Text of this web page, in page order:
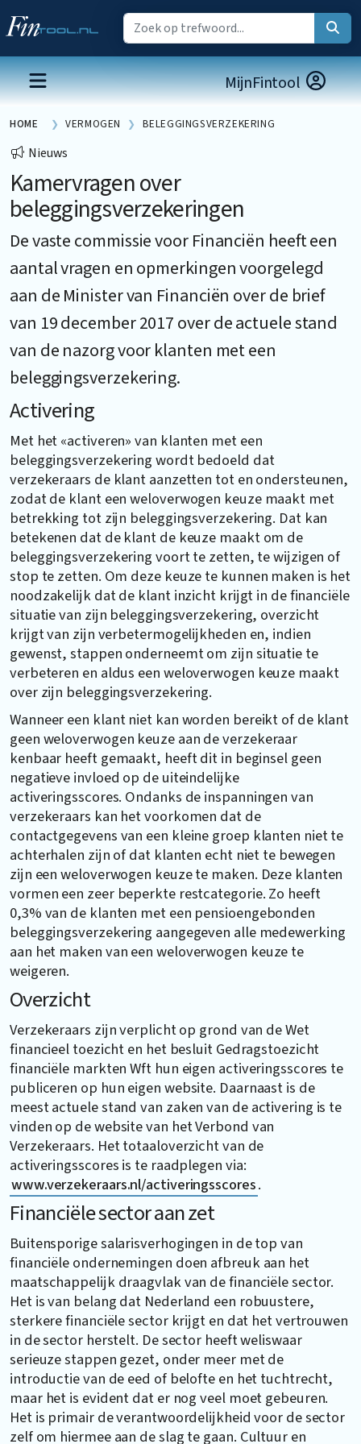
MijnFintool
HOME VERMOGEN BELEGGINGSVERZEKERING
Nieuws
Kamervragen over
beleggingsverzekeringen
De vaste commissie voor Financiën heeft een
aantal vragen en opmerkingen voorgelegd
aan de Minister van Financiën over de brief
van 19 december 2017 over de actuele stand
van de nazorg voor klanten met een
beleggingsverzekering.
Activering
Met het «activeren» van klanten met een
beleggingsverzekering wordt bedoeld dat
verzekeraars de klant aanzetten tot en ondersteunen,
zodat de klant een weloverwogen keuze maakt met
betrekking tot zijn beleggingsverzekering. Dat kan
betekenen dat de klant de keuze maakt om de
beleggingsverzekering voort te zetten, te wijzigen of
stop te zetten. Om deze keuze te kunnen maken is het
noodzakelijk dat de klant inzicht krijgt in de financiële
situatie van zijn beleggingsverzekering, overzicht
krijgt van zijn verbetermogelijkheden en, indien
gewenst, stappen onderneemt om zijn situatie te
verbeteren en aldus een weloverwogen keuze maakt
over zijn beleggingsverzekering.
Wanneer een klant niet kan worden bereikt of de klant
geen weloverwogen keuze aan de verzekeraar
kenbaar heeft gemaakt, heeft dit in beginsel geen
negatieve invloed op de uiteindelijke
activeringsscores. Ondanks de inspanningen van
verzekeraars kan het voorkomen dat de
contactgegevens van een kleine groep klanten niet te
achterhalen zijn of dat klanten echt niet te bewegen
zijn een weloverwogen keuze te maken. Deze klanten
vormen een zeer beperkte restcategorie. Zo heeft
0,3% van de klanten met een pensioengebonden
beleggingsverzekering aangegeven alle medewerking
aan het maken van een weloverwogen keuze te
weigeren.
Overzicht
Verzekeraars zijn verplicht op grond van de Wet
financieel toezicht en het besluit Gedragstoezicht
financiële markten Wft hun eigen activeringsscores te
publiceren op hun eigen website. Daarnaast is de
meest actuele stand van zaken van de activering is te
vinden op de website van het Verbond van
Verzekeraars. Het totaaloverzicht van de
activeringsscores is te raadplegen via:
www.verzekeraars.nl/activeringsscores.
Financiële sector aan zet
Buitensporige salarisverhogingen in de top van
financiële ondernemingen doen afbreuk aan het
maatschappelijk draagvlak van de financiële sector.
Het is van belang dat Nederland een robuustere,
sterkere financiële sector krijgt en dat het vertrouwen
in de sector herstelt. De sector heeft weliswaar
serieuze stappen gezet, onder meer met de
introductie van de eed of belofte en het tuchtrecht,
maar het is evident dat er nog veel moet gebeuren.
Het is primair de verantwoordelijkheid voor de sector
zelf om hiermee aan de slag te gaan. Cultuur en